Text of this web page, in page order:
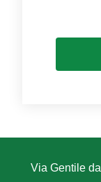
Via Gentile